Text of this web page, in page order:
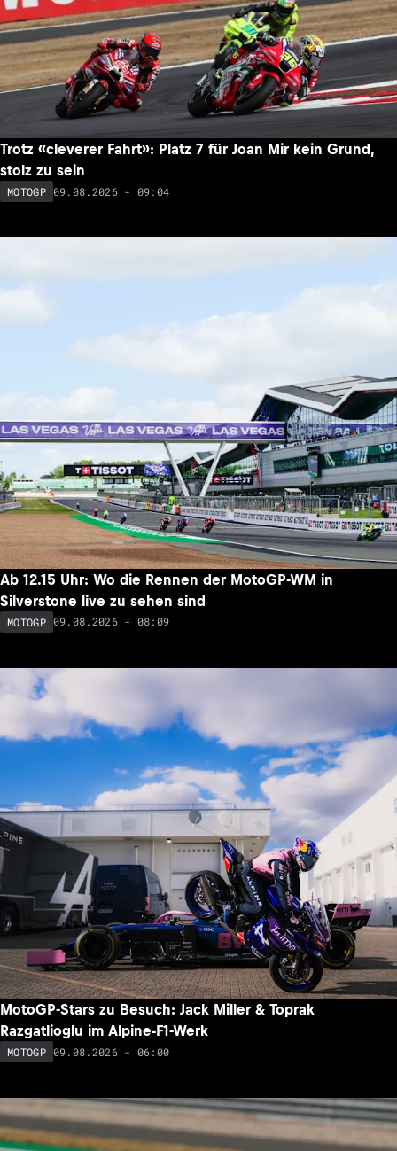
Trotz «cleverer Fahrt»: Platz 7 für Joan Mir kein Grund,
stolz zu sein
MOTOGP 09.08.2026 - 09:04
Ab 12.15 Uhr: Wo die Rennen der MotoGP-WM in
Silverstone live zu sehen sind
MOTOGP 09.08.2026 - 08:09
MotoGP-Stars zu Besuch: Jack Miller & Toprak
Razgatlioglu im Alpine-F1-Werk
MOTOGP 09.08.2026 - 06:00